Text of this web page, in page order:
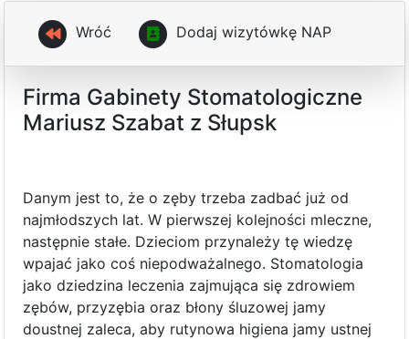
Wróć Dodaj wizytówkę NAP
Firma Gabinety Stomatologiczne
Mariusz Szabat z Słupsk
Danym jest to, że o zęby trzeba zadbać już od
najmłodszych lat. W pierwszej kolejności mleczne,
następnie stałe. Dzieciom przynależy tę wiedzę
wpajać jako coś niepodważalnego. Stomatologia
jako dziedzina leczenia zajmująca się zdrowiem
zębów, przyzębia oraz błony śluzowej jamy
doustnej zaleca, aby rutynowa higiena jamy ustnej